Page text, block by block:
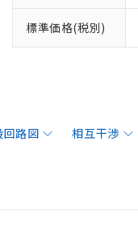
標準価格(税別)
回路図 相互干渉